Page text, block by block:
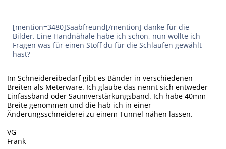
[mention=3480]Saabfreund[/mention] danke für die
Bilder. Eine Handnähale habe ich schon, nun wollte ich
Fragen was für einen Stoff du für die Schlaufen gewählt
hast?
Im Schneidereibedarf gibt es Bänder in verschiedenen
Breiten als Meterware. Ich glaube das nennt sich entweder
Einfassband oder Saumverstärkungsband. Ich habe 40mm
Breite genommen und die hab ich in einer
Änderungsschneiderei zu einem Tunnel nähen lassen.
VG
Frank